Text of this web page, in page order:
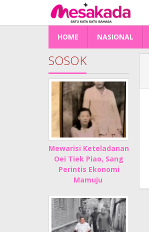
konten
HOME NASIONAL
SOSOK
Mewarisi Keteladanan
Oei Tiek Piao, Sang
Perintis Ekonomi
Mamuju